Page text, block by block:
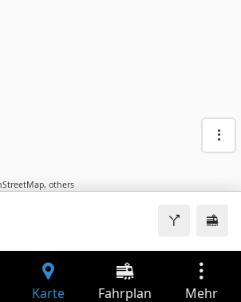
, others
Karte Fahrplan Mehr